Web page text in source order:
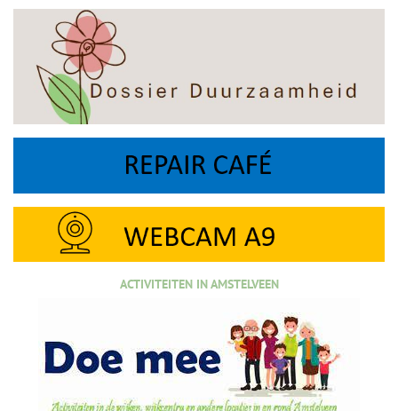
ACTIVITEITEN IN AMSTELVEEN